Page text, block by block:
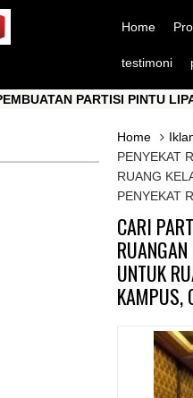
Home
testimoni
PARTISI PINTU LIPAT
Home
PENYEKAT
RUANG
PENYEKAT
CARI
UNTUK
KAMPUS,